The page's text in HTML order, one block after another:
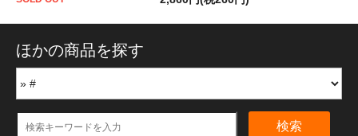
ほかの商品を探す
検索